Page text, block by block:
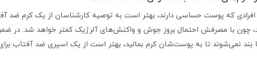
که پوست حساسی دارند، بهتر است به توصیه کارشناسان از یک کرم ضد
چون با مصرفش احتمال بروز جوش و واکنش‌های آلرژیک کمتر خواهد شد. در
بند نمی‌شوند تا به پوست‌شان کرم بمالید، بهتر است از یک اسپری ضد آفتاب